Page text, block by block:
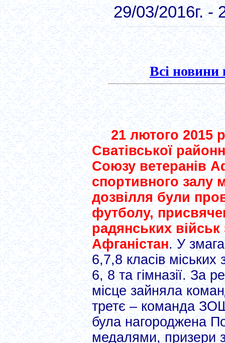
29/03/2016г. -
Всі новини
21 лютого 2015
Сватівської
Союзу ветеранів
спортивного залу
дозвілля були
футболу,
радянських військ
Афганістан. У
6,7,8 класів
6, 8 та гімназії. За
місце зайняла
третє – команда
була нагороджена
медалями, призери